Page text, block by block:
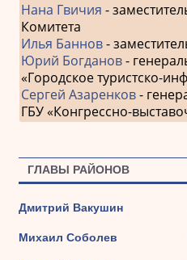
Нана Гвичия -
Комитета
Илья Баннов-
Юрий Богданов-
«Городское туристско-
Сергей Азаренков-
ГБУ «Конгрессно-
ГЛАВЫ РАЙОНОВ
Дмитрий Вакушин
Михаил Соболев